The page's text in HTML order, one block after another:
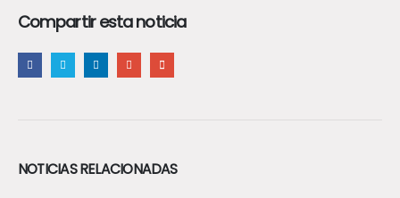
Compartir esta noticia
NOTICIAS RELACIONADAS